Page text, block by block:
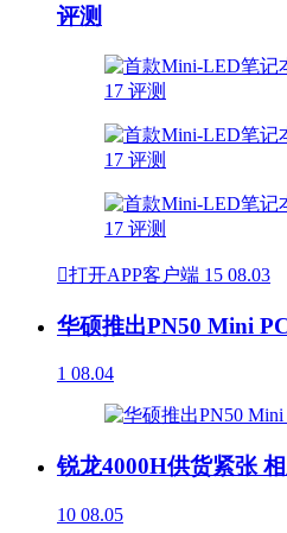
评测
打开APP客户端 15 08.03
华硕推出PN50 Mini
1 08.04
锐龙4000H供货紧张
10 08.05